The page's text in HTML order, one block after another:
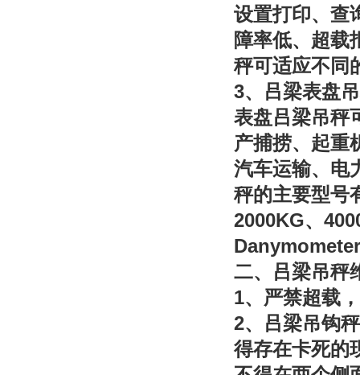
设置打印、查
障率低、超载
秤可适应不同
3、吕梁表盘
表盘吕梁吊秤
产捕捞、起重
汽车运输、电
秤的主要型号
2000KG、
Danymometer
二、吕梁吊秤
1、严禁超载
2、吕梁吊钩
得存在卡死的